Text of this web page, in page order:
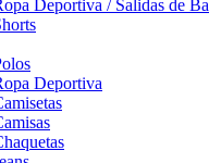
Deportiva / Salidas de
Deportiva